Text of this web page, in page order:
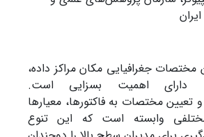
جغرافیایی مکان مراکز داده،
دارای اهمیت بسزایی است.
و تعیین مختصات به فاکتورها، معیارها
وابسته است که این تنوع